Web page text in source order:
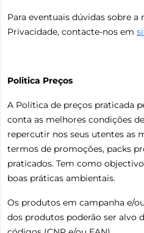
Para eventuais dúvidas sobre a
Privacidade, contacte-nos em
Politica Preços
A Política de preços praticada
conta as melhores condições
repercutir nos seus utentes as
termos de promoções, packs
praticados. Tem como
boas práticas ambientais.
Os produtos em campanha e/
dos produtos poderão ser alvo